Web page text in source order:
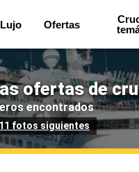
Lujo Ofertas
ofertas de
encontrados
fotos siguientes